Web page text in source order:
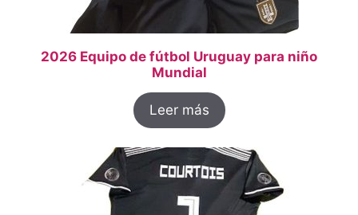
2026 Equipo de fútbol Uruguay para niño
Mundial
Leer más